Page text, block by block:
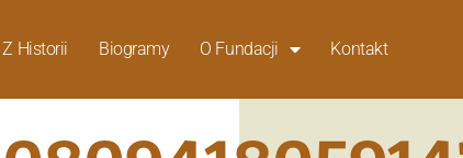
Historii Biogramy O Fundacji Kontakt